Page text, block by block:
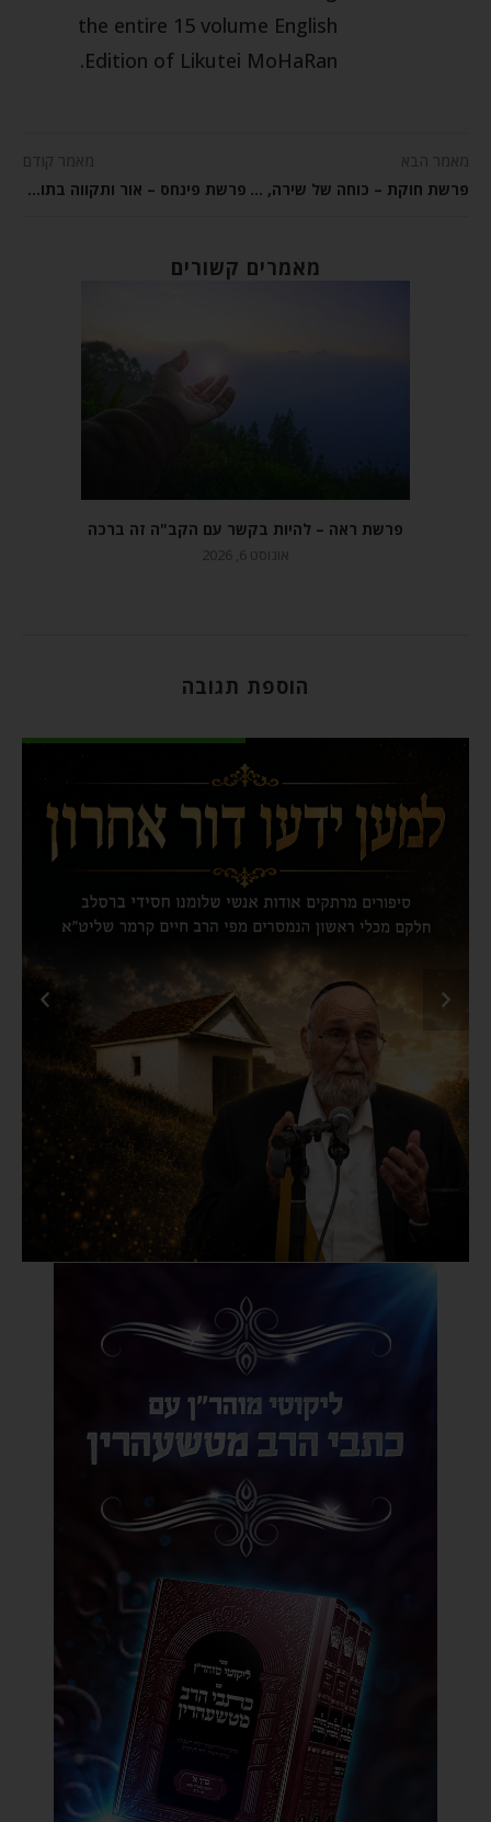
the entire 15 volume English
Edition of Likutei MoHaRan.
מאמר הבא
פרשת חוקת – כוחה של שירה, התחדשות והודיה
מאמר קודם
פרשת פינחס – אור ותקווה בתוך האבל והחורבן
מאמרים קשורים
פרשת ראה – להיות בקשר עם הקב"ה זה ברכה
אוגוסט 6, 2026
הוספת תגובה